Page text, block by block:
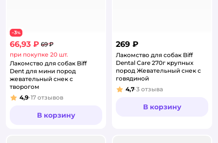
−3%
66,93 ₽ 69 ₽
при покупке 20 шт.
Лакомство для собак Biff
Dent для мини пород
жевательный снек с
творогом
Рейтинг:
4,9 17 отзывов
В корзину
269 ₽
Лакомство для собак Biff
Dental Care 270г крупных
пород Жевательный снек с
говядиной
Рейтинг:
4,7 3 отзыва
В корзину